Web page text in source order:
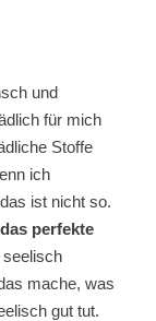
und
für mich
Stoffe
ich
ist nicht so.
perfekte
mache, was
gut tut.